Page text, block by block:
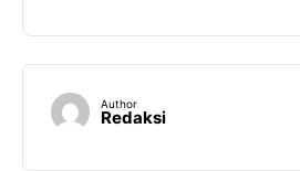
Author
Redaksi